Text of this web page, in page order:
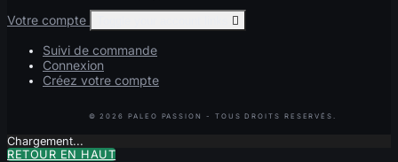
Votre compte 
Suivi de commande
Connexion
Créez votre compte
Chargement...
RETOUR EN HAUT